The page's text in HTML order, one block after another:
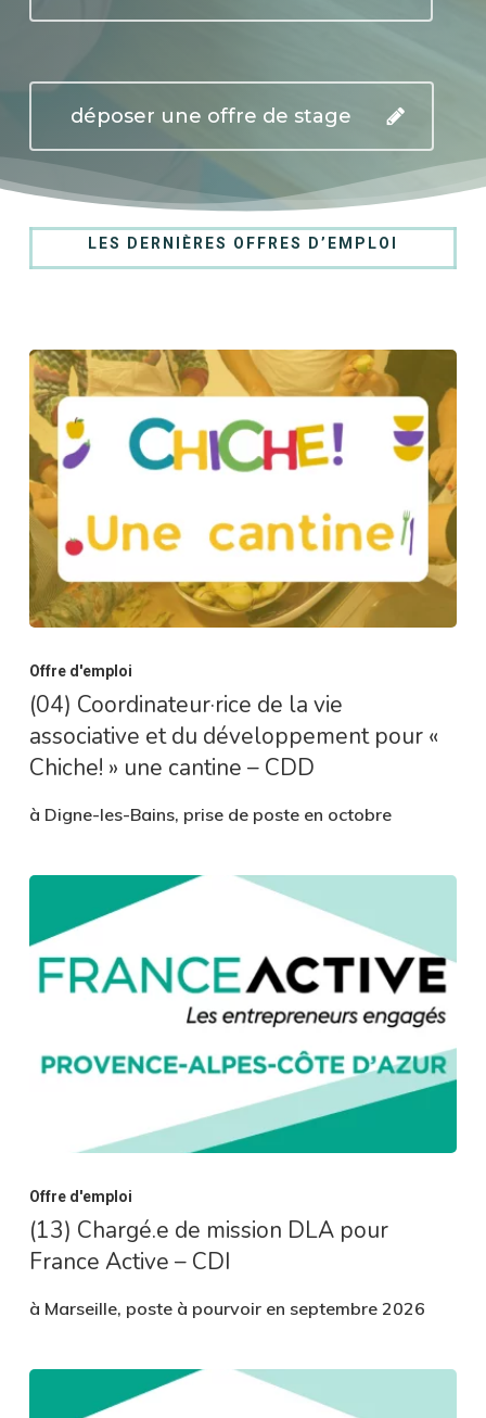
déposer une offre de stage
LES DERNIÈRES OFFRES D’EMPLOI
Offre d'emploi
(04) Coordinateur·rice de la vie
associative et du développement pour «
Chiche! » une cantine – CDD
à Digne-les-Bains, prise de poste en octobre
Offre d'emploi
(13) Chargé.e de mission DLA pour
France Active – CDI
à Marseille, poste à pourvoir en septembre 2026